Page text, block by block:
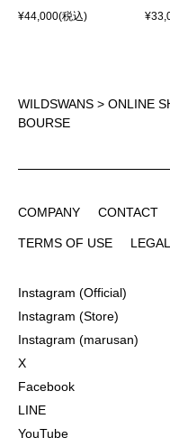
¥44,000(税込)
WILDSWANS > ONLINE
BOURSE
COMPANY
CONTACT
TERMS OF USE
LEGAL
Instagram (Official)
Instagram (Store)
Instagram (marusan)
X
Facebook
LINE
YouTube